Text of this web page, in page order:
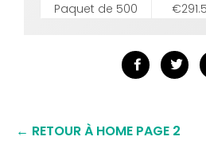
Paquet de 500
Partager
← RETOUR À HOME PAGE 2